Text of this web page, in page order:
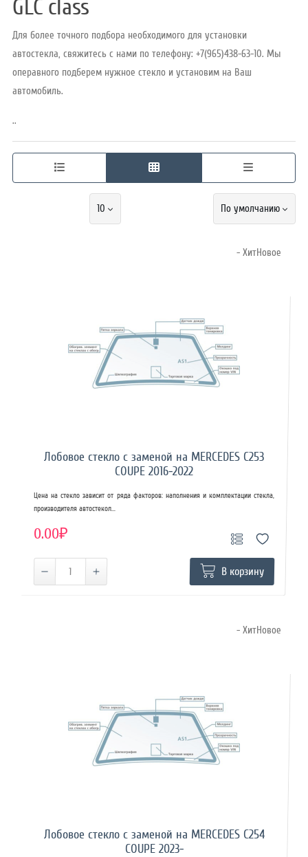
Режим
GLC class
Для более точного подбора необходимого для установки
автостекла, свяжитесь с нами по телефону: +7(965)438-63-10. Мы
операвного подберем нужное стекло и установим на Ваш
автомобиль.
..
10 По умолчанию
- ХитНовое
Лобовое стекло с заменой на MERCEDES C253
COUPE 2016-2022
Цена на стекло зависит от ряда факторов: наполнения и комплектации стекла,
производителя автостекол...
0.00₽
В корзину
- ХитНовое
Лобовое стекло с заменой на MERCEDES C254
COUPE 2023-